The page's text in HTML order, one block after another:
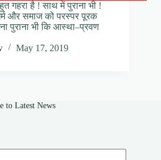
गहरा है ! साथ में पुराना भी !
और समाज को परस्पर पूरक
पुराना भी कि आस्था–प्रवण
May 17, 2019
to Latest News